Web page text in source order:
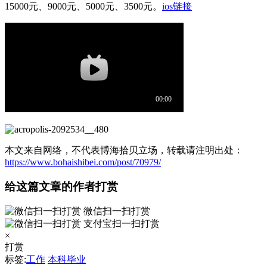
15000元、9000元、5000元、3500元。 ios链接
本文来自网络，不代表博海拾贝立场，转载请注明出处：
https://www.bohaishibei.com/post/70979/
给这篇文章的作者打赏
微信扫一扫打赏
支付宝扫一扫打赏
×
打赏
标签:工作 本科毕业